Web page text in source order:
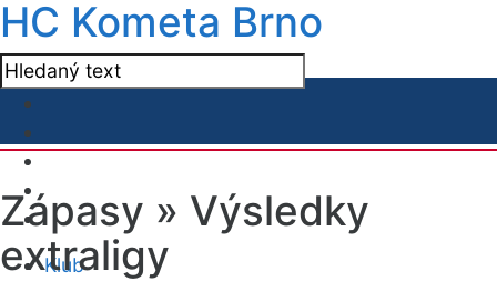
HC Kometa Brno
Klub
Zápasy » Výsledky
extraligy